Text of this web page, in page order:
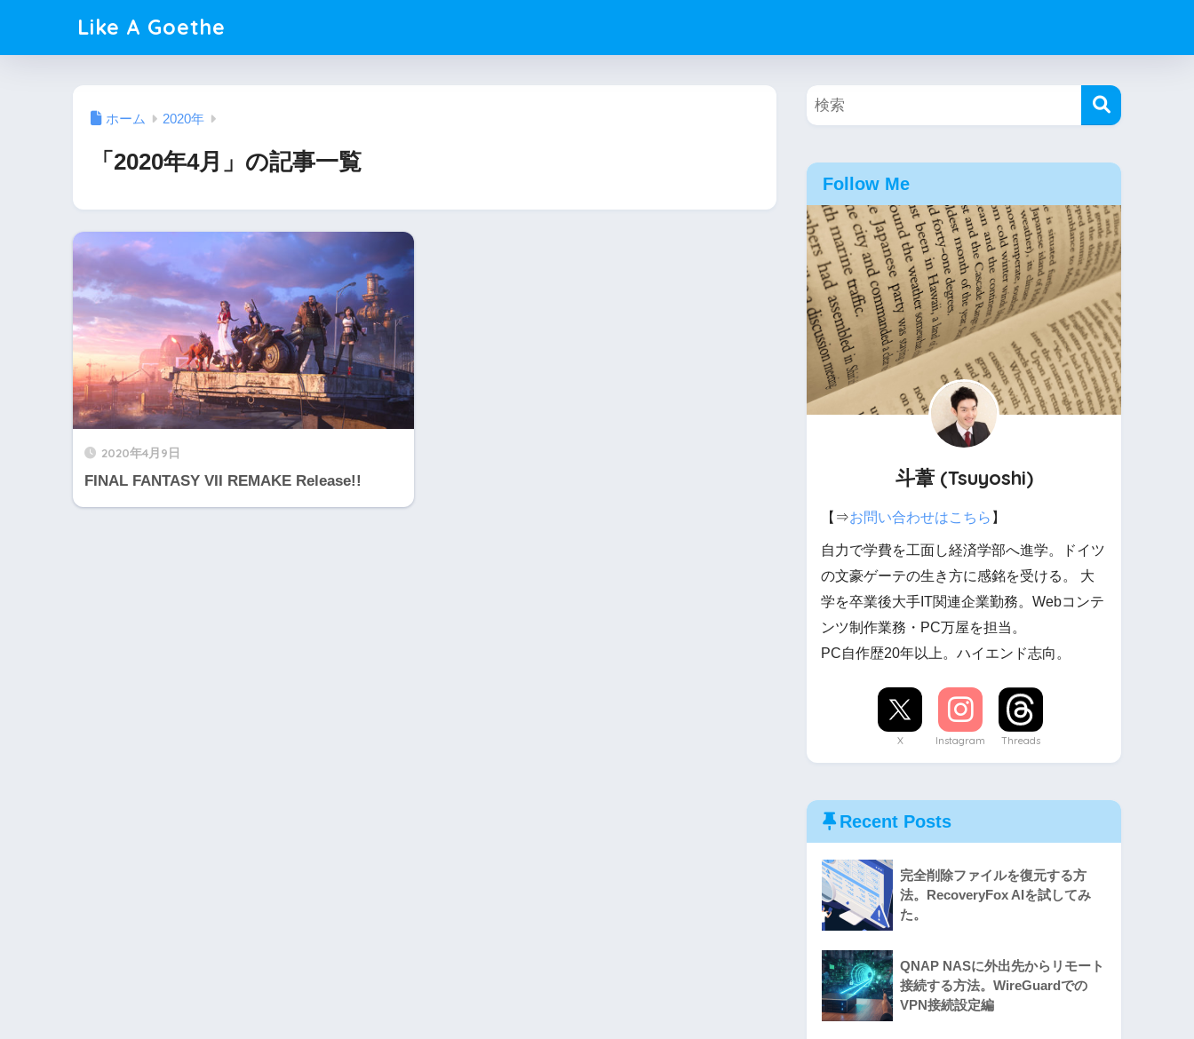
Like A Goethe
ホーム 2020年
「2020年4月」の記事一覧
2020年4月9日
FINAL FANTASY VII REMAKE Release!!
Follow Me
斗葦 (Tsuyoshi)
【⇒お問い合わせはこちら 】
自力で学費を工面し経済学部へ進学。ドイツ
の文豪ゲーテの生き方に感銘を受ける。 大
学を卒業後大手IT関連企業勤務。Webコンテ
ンツ制作業務・PC万屋を担当。
PC自作歴20年以上。ハイエンド志向。
X Instagram Threads
Recent Posts
完全削除ファイルを復元する方
法。RecoveryFox AIを試してみ
た。
QNAP NASに外出先からリモート
接続する方法。WireGuardでの
VPN接続設定編